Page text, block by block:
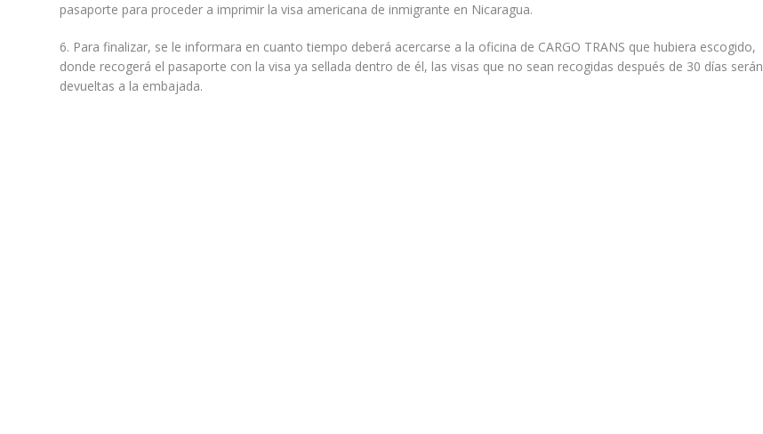
pasaporte para proceder a imprimir la visa americana de inmigrante en Nicaragua.
6. Para finalizar, se le informara en cuanto tiempo deberá acercarse a la oficina de CARGO TRANS que hubiera escogido,
donde recogerá el pasaporte con la visa ya sellada dentro de él, las visas que no sean recogidas después de 30 días serán
devueltas a la embajada.